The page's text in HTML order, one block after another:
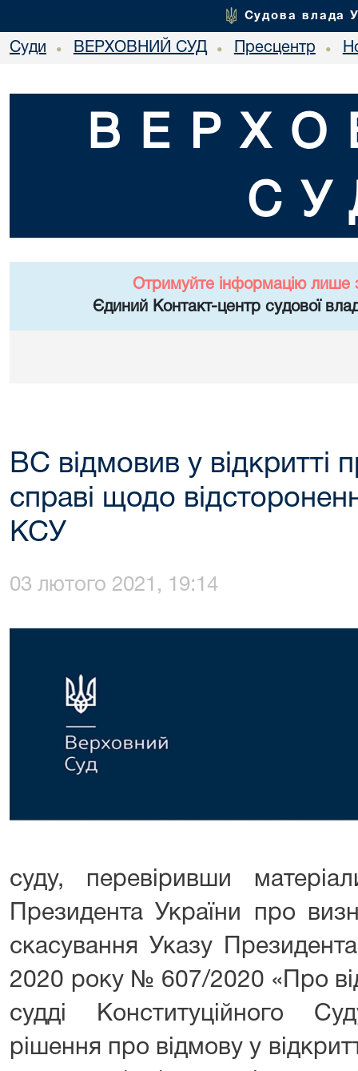
Судова влада
Суди • ВЕРХОВНИЙ СУД • Пресцентр •
Отримуйте інформацію лише
Єдиний Контакт-центр судової
ВС відмовив у відкритті
справі щодо
КСУ
03 лютого 2021, 19:14
суду, перевіривши
Президента України про
скасування Указу
2020 року № 607/2020 «Про
судді Конституційного
рішення про відмову у